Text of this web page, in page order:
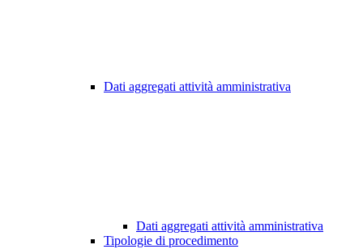
Dati aggregati attività amministrativa
Dati aggregati attività amministrativa
Tipologie di procedimento